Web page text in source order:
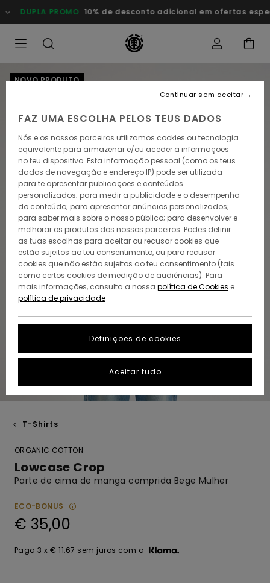
para
a
DUPLA PROMO 10% de desconto adicional em ofertas
NOVO PRODUTO
T-Shirts
ORGANIC COTTON
Lowcase Crop
Parte de cima de manga comprida Bege Mulher
ECO-BONUS
€ 35,00
Paga 3 x € 11,67 sem juros com a
FAZ UMA ESCOLHA PELOS TEUS DADOS
Nós e os nossos parceiros utilizamos cookies ou tecnologia
equivalente para armazenar e/ou aceder a informações
no teu dispositivo. Esta informação pessoal (como os teus
dados de navegação e endereço IP) pode ser utilizada
para te apresentar publicações e conteúdos
personalizados; para medir a publicidade e o desempenho
do conteúdo; para apresentar anúncios personalizados;
para saber mais sobre o nosso público; para desenvolver e
melhorar os produtos dos nossos parceiros. Podes definir
as tuas escolhas para aceitar ou recusar cookies que
estão sujeitos ao teu consentimento, ou para recusar
cookies que não estão sujeitos ao teu consentimento (tais
como certos cookies de medição de audiências). Para
mais informações, consulta a nossa política de Cookies e
política de privacidade
Definições de cookies
Continuar sem aceitar
Aceitar tudo